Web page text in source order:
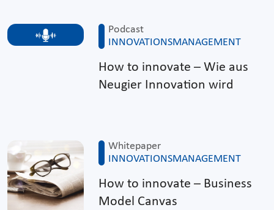
Podcast
INNOVATIONSMANAGEMENT
How to innovate – Wie aus
Neugier Innovation wird
Whitepaper
INNOVATIONSMANAGEMENT
How to innovate – Business
Model Canvas